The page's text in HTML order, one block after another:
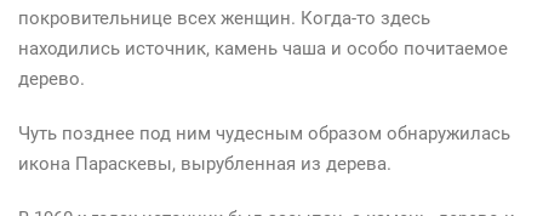
покровительнице всех женщин. Когда-то здесь
находились источник, камень чаша и особо почитаемое
дерево.
Чуть позднее под ним чудесным образом обнаружилась
икона Параскевы, вырубленная из дерева.